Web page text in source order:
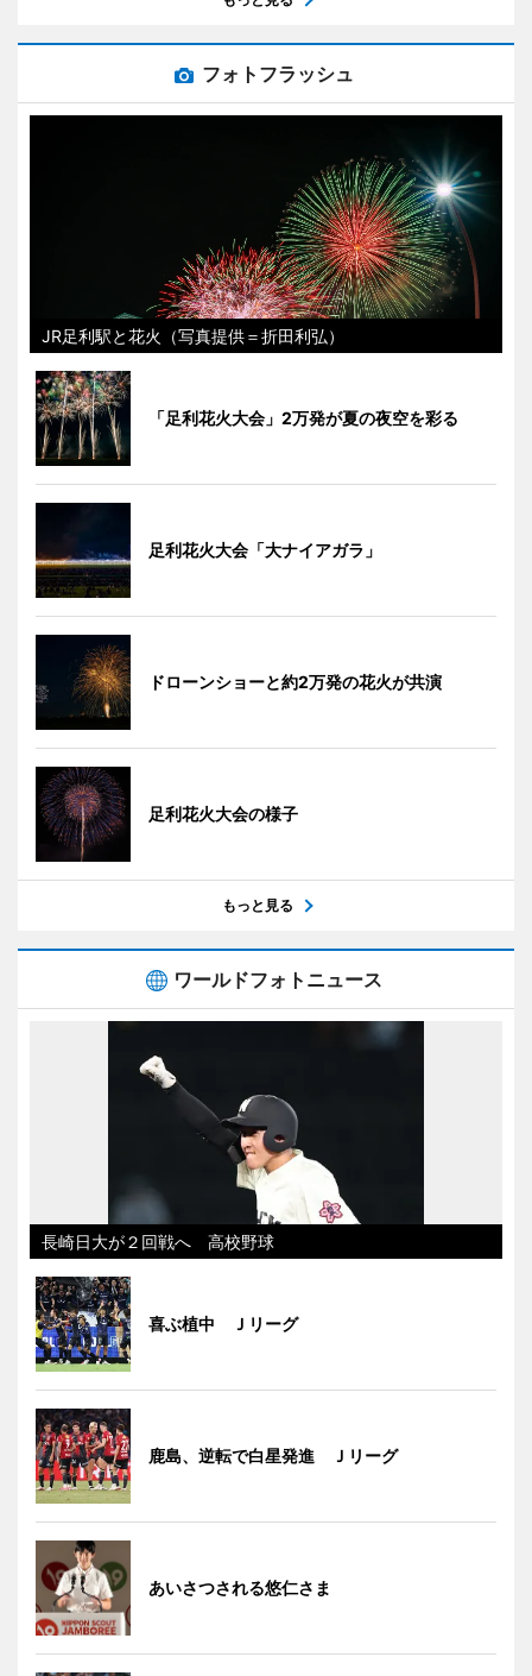
フォトフラッシュ
JR足利駅と花火（写真提供＝折田利弘）
「足利花火大会」2万発が夏の夜空を彩る
足利花火大会「大ナイアガラ」
ドローンショーと約2万発の花火が共演
足利花火大会の様子
もっと見る
ワールドフォトニュース
長崎日大が２回戦へ 高校野球
喜ぶ植中 Ｊリーグ
鹿島、逆転で白星発進 Ｊリーグ
あいさつされる悠仁さま